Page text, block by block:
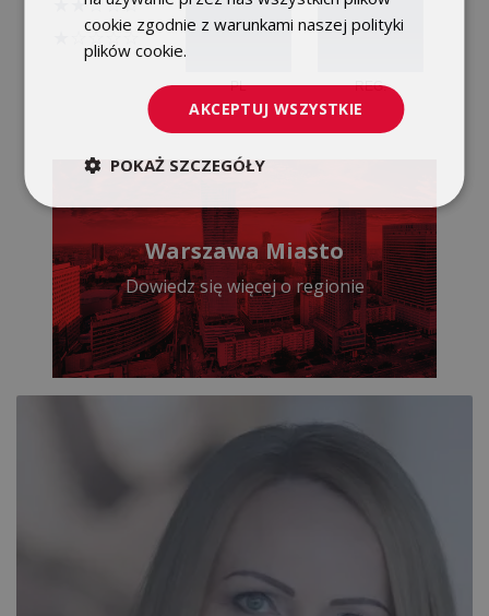
Warszawa Miasto
Dowiedz się więcej o regionie
cookie zgodnie z warunkami naszej polityki
plików cookie.
AKCEPTUJ WSZYSTKIE
POKAŻ SZCZEGÓŁY